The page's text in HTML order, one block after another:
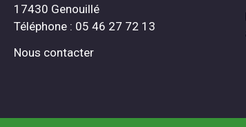
17430 Genouillé
Téléphone : 05 46 27 72 13
Nous contacter